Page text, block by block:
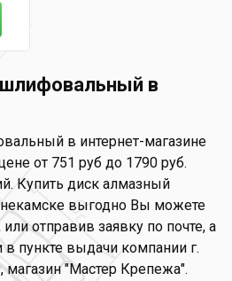
в
в интернет-магазине
от 751 руб до 1790 руб.
Купить диск алмазный
выгодно Вы можете
отправив заявку по почте, а
пункте выдачи компании г.
магазин "Мастер Крепежа".